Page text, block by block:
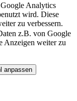
Analytics
wird. Diese
zu verbessern.
z.B. von Google
Anzeigen weiter zu
anpassen